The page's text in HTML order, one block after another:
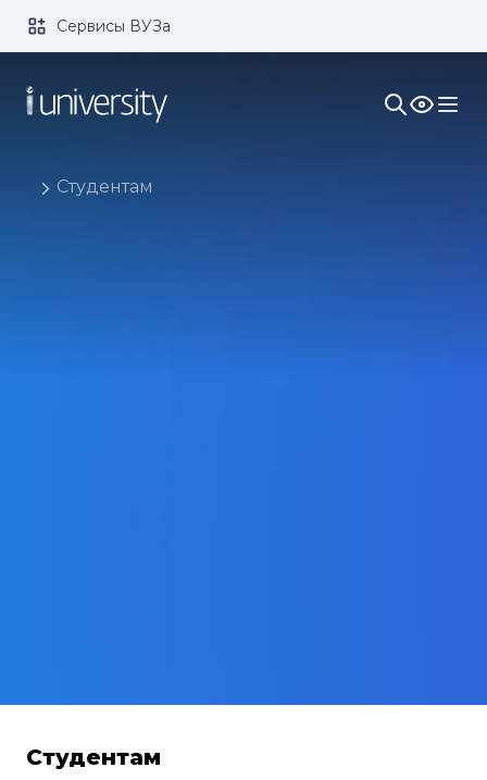
Размер шрифта: Цвет:
Изображения:
Сервисы ВУЗа
Студентам
Студентам